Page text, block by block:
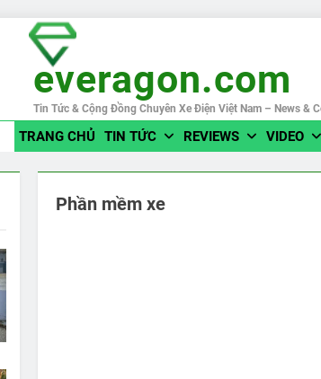
everagon.com
Tin Tức & Cộng Đồng Chuyên Xe Điện Việt Nam – News &
TRANG CHỦ TIN TỨC REVIEWS VIDEO
Phần mềm xe